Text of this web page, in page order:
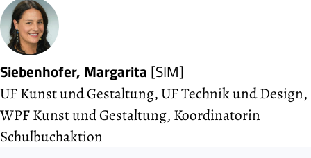
Siebenhofer, Margarita [SIM]
UF Kunst und Gestaltung, UF Technik und Design,
WPF Kunst und Gestaltung, Koordinatorin
Schulbuchaktion